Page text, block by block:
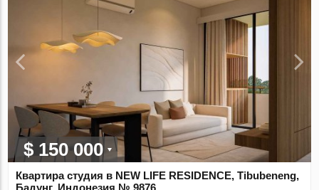
$ 150 000
Квартира студия в NEW LIFE RESIDENCE, Tibubeneng,
Бадунг, Индонезия № 9876